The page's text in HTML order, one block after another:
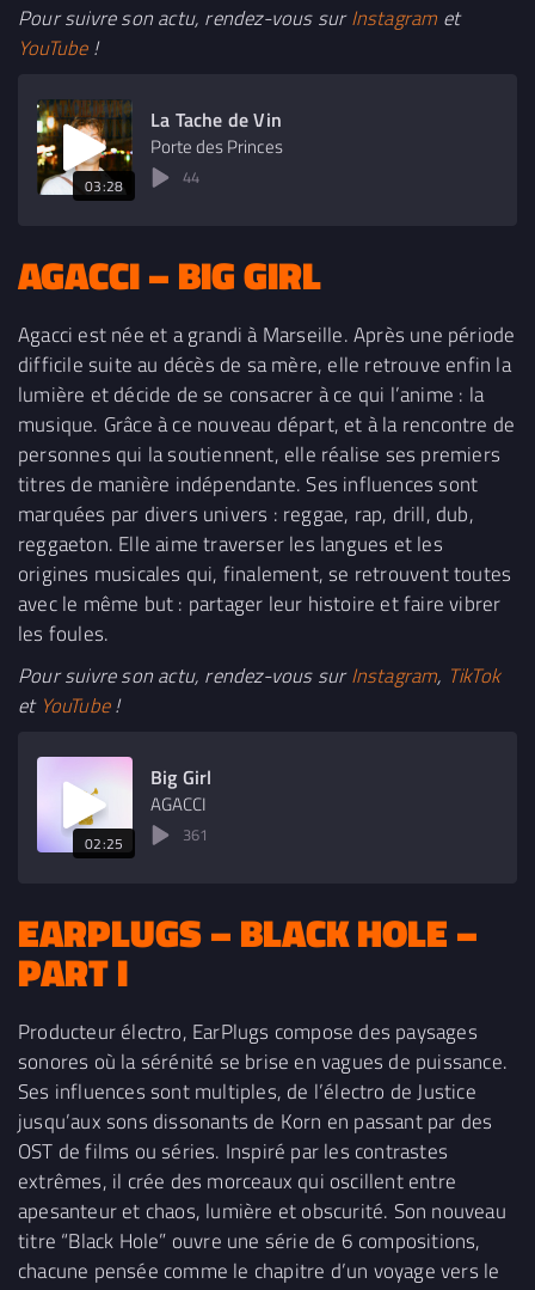
Pour suivre son actu, rendez-vous surInstagram et
YouTube!
La Tache de Vin
Porte des Princes
03:28 44
AGACCI – BIG GIRL
Agacci est née et a grandi à Marseille. Après une période
difficile suite au décès de sa mère, elle retrouve enfin la
lumière et décide de se consacrer à ce qui l’anime : la
musique. Grâce à ce nouveau départ, et à la rencontre de
personnes qui la soutiennent, elle réalise ses premiers
titres de manière indépendante. Ses influences sont
marquées par divers univers : reggae, rap, drill, dub,
reggaeton. Elle aime traverser les langues et les
origines musicales qui, finalement, se retrouvent toutes
avec le même but : partager leur histoire et faire vibrer
les foules.
Pour suivre son actu, rendez-vous surInstagram, TikTok
et YouTube!
Big Girl
AGACCI
02:25 361
EARPLUGS – BLACK HOLE –
PART I
Producteur électro, EarPlugs compose des paysages
sonores où la sérénité se brise en vagues de puissance.
Ses influences sont multiples, de l’électro de Justice
jusqu’aux sons dissonants de Korn en passant par des
OST de films ou séries. Inspiré par les contrastes
extrêmes, il crée des morceaux qui oscillent entre
apesanteur et chaos, lumière et obscurité. Son nouveau
titre “Black Hole” ouvre une série de 6 compositions,
chacune pensée comme le chapitre d’un voyage vers le